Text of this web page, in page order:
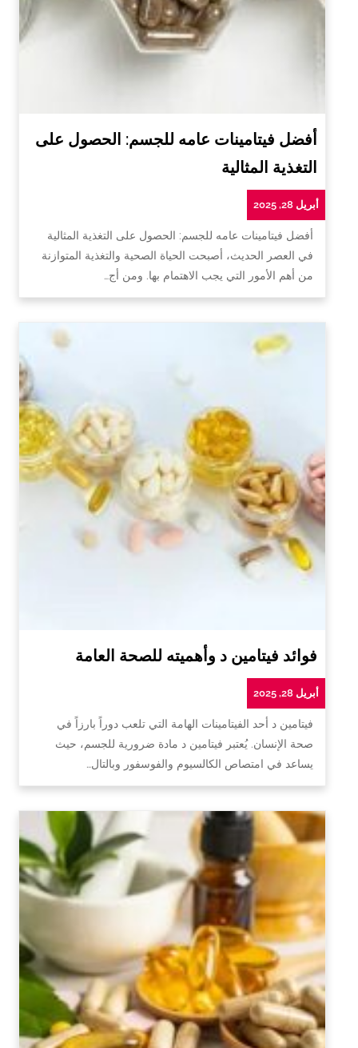
أفضل فيتامينات عامه للجسم: الحصول على
التغذية المثالية
أبريل 28, 2025
أفضل فيتامينات عامه للجسم: الحصول على التغذية المثالية
في العصر الحديث، أصبحت الحياة الصحية والتغذية المتوازنة
من أهم الأمور التي يجب الاهتمام بها. ومن أج…
فوائد فيتامين د وأهميته للصحة العامة
أبريل 28, 2025
فيتامين د أحد الفيتامينات الهامة التي تلعب دوراً بارزاً في
صحة الإنسان. يُعتبر فيتامين د مادة ضرورية للجسم، حيث
يساعد في امتصاص الكالسيوم والفوسفور وبالتال…